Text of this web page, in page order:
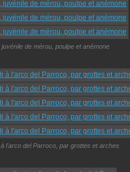
de mérou, poulpe et anémone
l'arco del Parroco, par grottes et arches